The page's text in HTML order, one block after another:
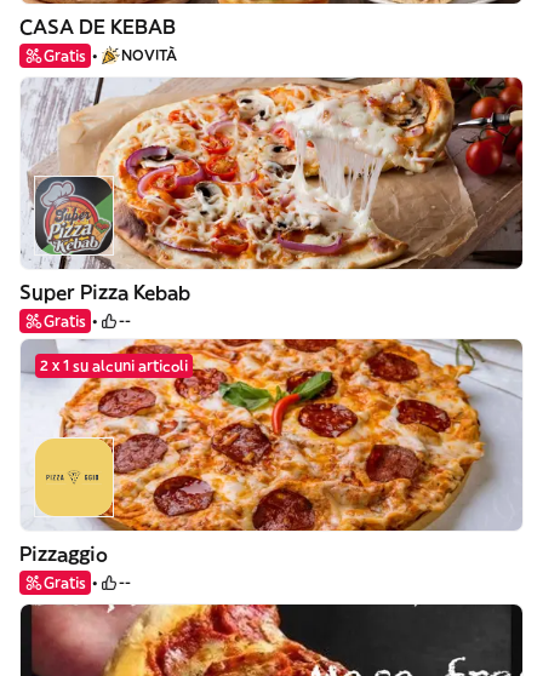
CASA DE KEBAB
Gratis NOVITÀ
Super Pizza Kebab
Gratis --
2 x 1 su alcuni articoli
Pizzaggio
Gratis --